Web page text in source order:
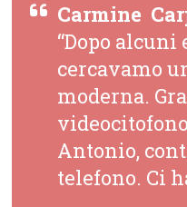
Carmine 
“Dopo
cercavamo
moderna.
Antonio,
telefono. Ci